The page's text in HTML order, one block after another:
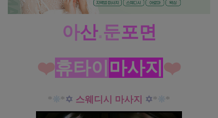
아산.둔포면
❤️휴타이 마사지❤️
* *✡ 스웨디시 마사지 ✡* *